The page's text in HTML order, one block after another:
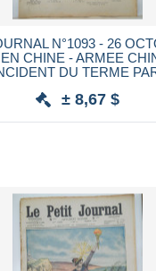
N°1093 - 26
CHINE - ARMEE
DU TERME
± 8,67 $